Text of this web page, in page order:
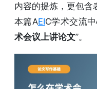
内容的提炼，更包含
本篇AEIC学术交流
术会议上讲论文”。